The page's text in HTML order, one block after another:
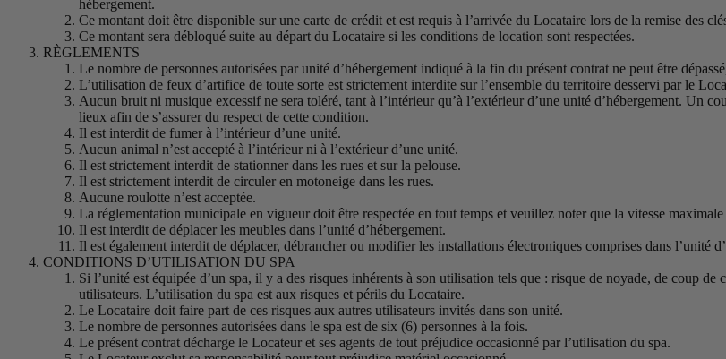
hébergement.
Ce montant doit être disponible sur une carte de crédit et est requis à l’arrivée du Locataire lors de la remise des
Ce montant sera débloqué suite au départ du Locataire si les conditions de location sont respectées.
RÈGLEMENTS
Le nombre de personnes autorisées par unité d’hébergement indiqué à la fin du présent contrat ne peut être
L’utilisation de feux d’artifice de toute sorte est strictement interdite sur l’ensemble du territoire desservi par le
Aucun bruit ni musique excessif ne sera toléré, tant à l’intérieur qu’à l’extérieur d’une unité d’hébergement. Un
lieux afin de s’assurer du respect de cette condition.
Il est interdit de fumer à l’intérieur d’une unité.
Aucun animal n’est accepté à l’intérieur ni à l’extérieur d’une unité.
Il est strictement interdit de stationner dans les rues et sur la pelouse.
Il est strictement interdit de circuler en motoneige dans les rues.
Aucune roulotte n’est acceptée.
La réglementation municipale en vigueur doit être respectée en tout temps et veuillez noter que la vitesse
Il est interdit de déplacer les meubles dans l’unité d’hébergement.
Il est également interdit de déplacer, débrancher ou modifier les installations électroniques comprises dans l’unité
CONDITIONS D’UTILISATION DU SPA
Si l’unité est équipée d’un spa, il y a des risques inhérents à son utilisation tels que : risque de noyade, de coup
utilisateurs. L’utilisation du spa est aux risques et périls du Locataire.
Le Locataire doit faire part de ces risques aux autres utilisateurs invités dans son unité.
Le nombre de personnes autorisées dans le spa est de six (6) personnes à la fois.
Le présent contrat décharge le Locateur et ses agents de tout préjudice occasionné par l’utilisation du spa.